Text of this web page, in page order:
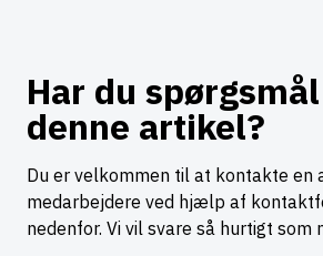
Har du
denne artikel?
Du er velkommen til at kontakte en
medarbejdere ved hjælp af
nedenfor. Vi vil svare så hurtigt som